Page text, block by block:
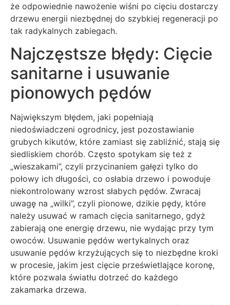
że odpowiednie nawożenie wiśni po cięciu dostarczy
drzewu energii niezbędnej do szybkiej regeneracji po
tak radykalnych zabiegach.
Najczęstsze błędy: Cięcie
sanitarne i usuwanie
pionowych pędów
Największym błędem, jaki popełniają
niedoświadczeni ogrodnicy, jest pozostawianie
grubych kikutów, które zamiast się zabliźnić, stają się
siedliskiem chorób. Często spotykam się też z
„wieszakami”, czyli przycinaniem gałęzi tylko do
połowy ich długości, co osłabia drzewo i powoduje
niekontrolowany wzrost słabych pędów. Zwracaj
uwagę na „wilki”, czyli pionowe, dzikie pędy, które
należy usuwać w ramach cięcia sanitarnego, gdyż
zabierają one energię drzewu, nie wydając przy tym
owoców. Usuwanie pędów wertykalnych oraz
usuwanie pędów krzyżujących się to niezbędne kroki
w procesie, jakim jest cięcie prześwietlające koronę,
które pozwala światłu dotrzeć do każdego
zakamarka drzewa.